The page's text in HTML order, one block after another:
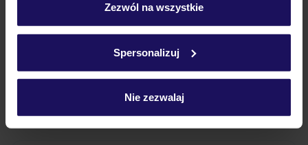
Szczegółowe informacje o plikach cookie znajdziesz
Zezwól na wszystkie
Spersonalizuj
Nie zezwalaj
Ważne informacje